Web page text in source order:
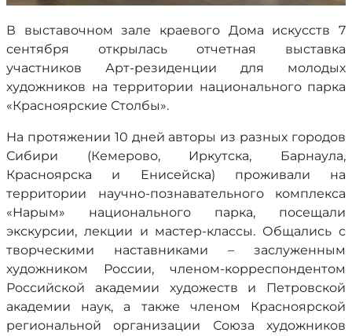
В выставочном зале краевого Дома искусств 7
сентября открылась отчетная выставка
участников Арт-резиденции для молодых
художников на территории национального парка
«Красноярские Столбы».
На протяжении 10 дней авторы из разных городов
Сибири (Кемерово, Иркутска, Барнаула,
Красноярска и Енисейска) проживали на
территории научно-познавательного комплекса
«Нарым» национального парка, посещали
экскурсии, лекции и мастер-классы. Общались с
творческими наставниками – заслуженным
художником России, членом-корреспондентом
Российской академии художеств и Петровской
академии наук, а также членом Красноярской
региональной организации Союза художников